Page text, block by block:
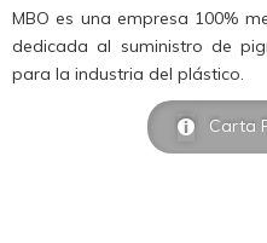
MBO es una empresa 100%
dedicada al suministro de
para la industria del plástico.
Carta